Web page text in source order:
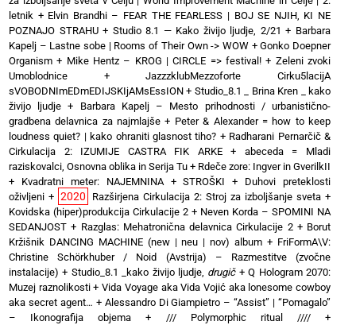
letnik + Elvin Brandhi – FEAR THE FEARLESS | BOJ SE NJIH, KI NE
POZNAJO STRAHU+ Studio 8.1 — Kako živijo ljudje, 2/21 + Barbara
Kapelj – Lastne sobe | Rooms of Their Own -> WOW+Gonko Doepner
Organism + Mike Hentz – KROG | CIRCLE => festival! + Zeleni zvoki
Umoblodnice +JazzzklubMezzoforte Cirku5lacijA
sVOBODNImEDmEDIJSKIjAMsEssION + Studio_8.1 _ Brina Kren _ kako
živijo ljudje + Barbara Kapelj – Mesto prihodnosti / urbanistično-
gradbena delavnica za najmlajše + Peter & Alexander = how to keep
loudness quiet? | kako ohraniti glasnost tiho? + Radharani Pernarčič &
Cirkulacija 2: IZUMIJE CASTRA FIK ARKE+ abeceda = Mladi
raziskovalci, Osnovna oblika in Serija Tu + Rdeče zore: Ingver in GverilkII
+ Kvadratni meter: NAJEMNINA + STROŠKI + Duhovi preteklosti
oživljeni + 2020 Razširjena Cirkulacija 2: Stroj za izboljšanje sveta +
Kovidska (hiper)produkcija Cirkulacije 2 + Neven Korda – SPOMINI NA
SEDANJOST + Razglas: Mehatronična delavnica Cirkulacije 2+ Borut
Kržišnik DANCING MACHINE (new | neu | nov) album + FriFormA\V:
Christine Schörkhuber / Noid (Avstrija) – Razmestitve (zvočne
instalacije) + Studio_8.1 _kako živijo ljudje, drugič+Q Hologram 2070:
Muzej raznolikosti+Vida Voyage aka Vida Vojić aka lonesome cowboy
aka secret agent… + Alessandro Di Giampietro – “Assist” | “Pomagalo”
– Ikonografija objema + /// Polymorphic ritual ////+